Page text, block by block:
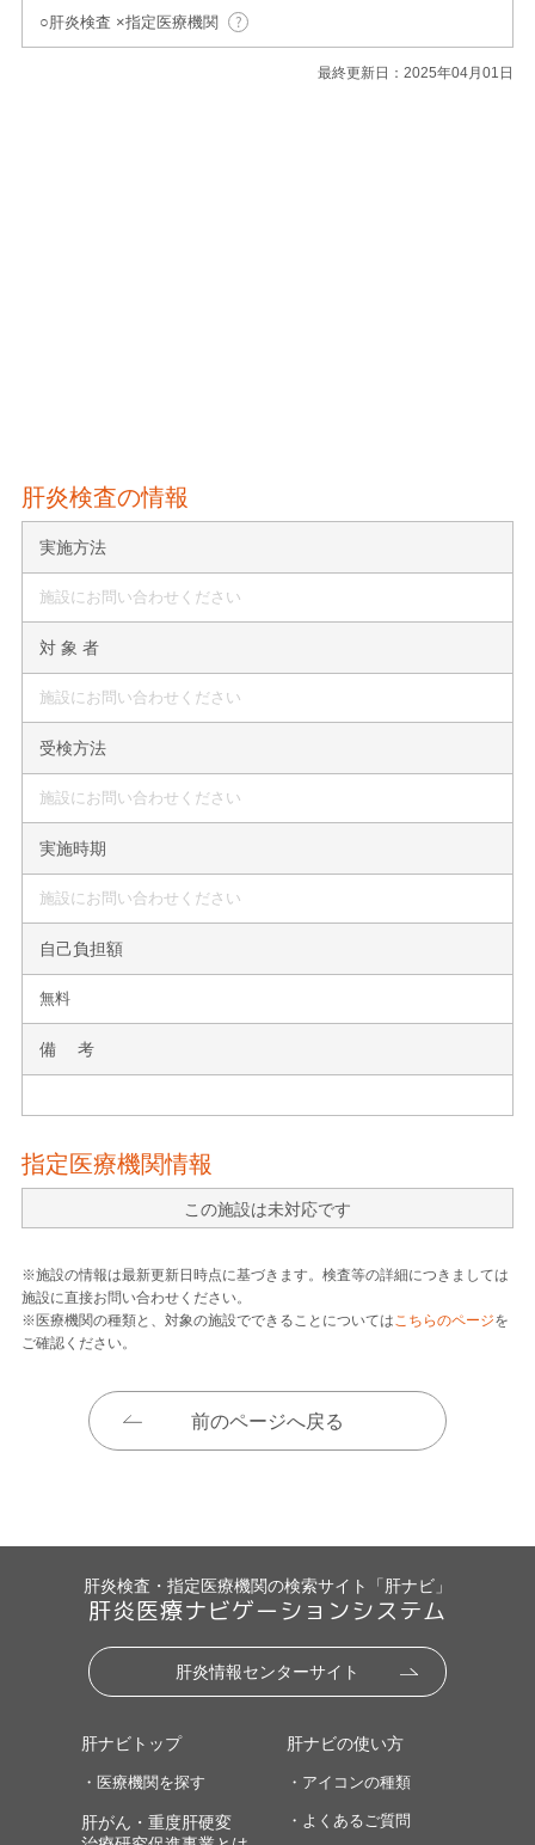
○肝炎検査 ×指定医療機関
最終更新日：2025年04月01日
肝炎検査の情報
実施方法
施設にお問い合わせください
対 象 者
施設にお問い合わせください
受検方法
施設にお問い合わせください
実施時期
施設にお問い合わせください
自己負担額
無料
備 考
指定医療機関情報
この施設は未対応です
※施設の情報は最新更新日時点に基づきます。検査等の詳細につきましては
施設に直接お問い合わせください。
※医療機関の種類と、対象の施設でできることについてはこちらのページを
ご確認ください。
前のページへ戻る
肝炎検査・指定医療機関の検索サイト「肝ナビ」
肝炎医療ナビゲーションシステム
肝炎情報センターサイト
肝ナビトップ
・医療機関を探す
肝がん・重度肝硬変
肝ナビの使い方
・アイコンの種類
・よくあるご質問